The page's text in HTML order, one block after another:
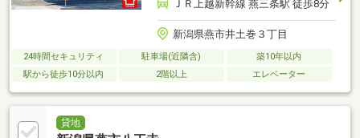
ＪＲ上越新幹線 燕三条駅 徒歩8分
新潟県燕市井土巻３丁目
24時間セキュリティ 駐車場(近隣含)
築10年以内
駅から徒歩10分以内
2階以上 エレベーター
貸地